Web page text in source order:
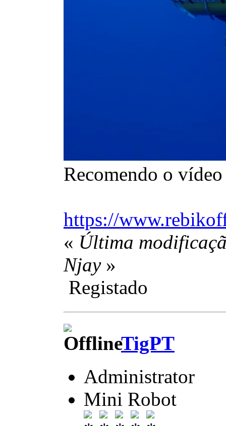
Recomendo o
https://
« Última
Njay»
Registado
TigPT
Administrator
Mini Robot